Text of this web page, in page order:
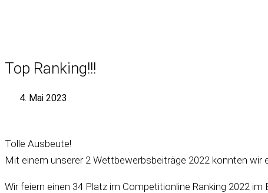
Top Ranking!!!
4. Mai 2023
Tolle Ausbeute!
Mit einem unserer 2 Wettbewerbsbeiträge 2022 konnten wir
Wir feiern einen 34 Platz im Competitionline Ranking 2022